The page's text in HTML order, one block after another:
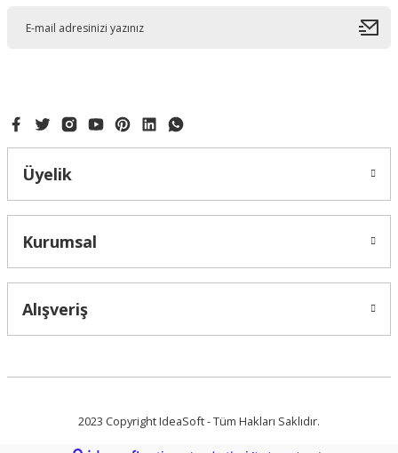
BEBEK AYAĞI ENJEKTÖRÜ 3LÜ
88,50 ₺
Üyelik
Kurumsal
Alışveriş
2023 Copyright IdeaSoft - Tüm Hakları Saklıdır.